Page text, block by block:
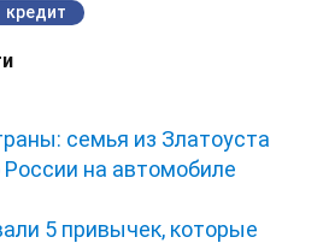
кредит
семья из Златоуста
на автомобиле
5 привычек, которые